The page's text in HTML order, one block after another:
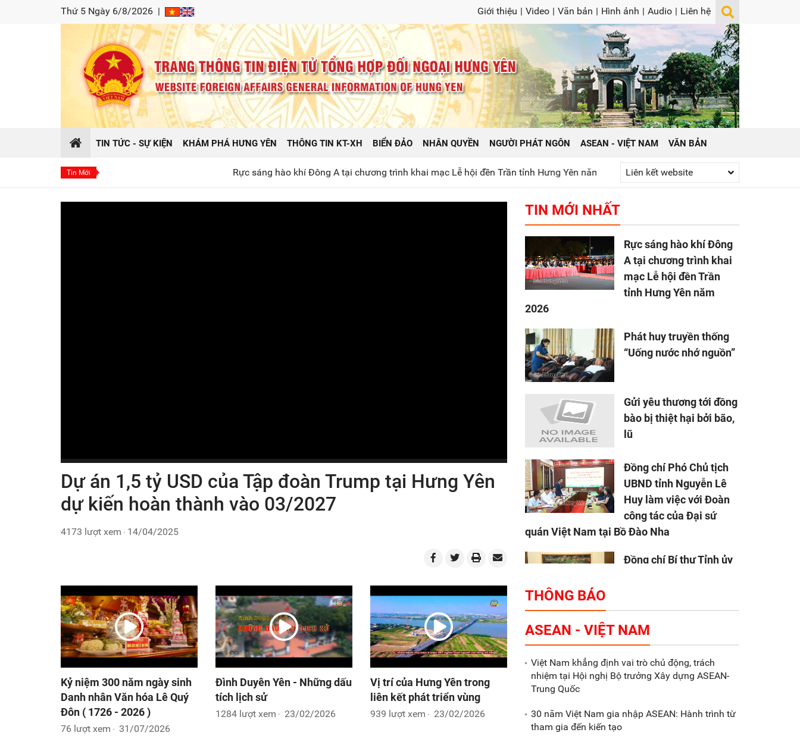
Thứ 5 Ngày 6/8/2026 | Giới thiệu | Video | Văn bản | Hình ảnh | Audio | Liên hệ
TIN TỨC - SỰ KIỆN KHÁM PHÁ HƯNG YÊN THÔNG TIN KT-XH BIỂN ĐẢO NHÂN QUYỀN NGƯỜI PHÁT NGÔN ASEAN - VIỆT NAM VĂN BẢN
Tin Mới Rực sáng hào khí Đông A tại chương trình khai mạc Lễ hội đền Trần tỉnh Hưng Yên năm 2026 Phát huy truyền thống “Uống nước nhớ nguồn”
Liên kết website
Dự án 1,5 tỷ USD của Tập đoàn Trump tại Hưng Yên
dự kiến hoàn thành vào 03/2027
4173 lượt xem 14/04/2025
Kỷ niệm 300 năm ngày sinh
Danh nhân Văn hóa Lê Quý
Đôn ( 1726 - 2026 )
76 lượt xem 31/07/2026
Đình Duyên Yên - Những dấu
tích lịch sử
1284 lượt xem 23/02/2026
Vị trí của Hưng Yên trong
liên kết phát triển vùng
939 lượt xem 23/02/2026
TIN MỚI NHẤT
Rực sáng hào khí Đông
A tại chương trình khai
mạc Lễ hội đền Trần
tỉnh Hưng Yên năm
2026
Phát huy truyền thống
“Uống nước nhớ nguồn”
Gửi yêu thương tới đồng
bào bị thiệt hại bởi bão,
lũ
Đồng chí Phó Chủ tịch
UBND tỉnh Nguyễn Lê
Huy làm việc với Đoàn
công tác của Đại sứ
quán Việt Nam tại Bồ Đào Nha
Đồng chí Bí thư Tỉnh ủy
đoàn Makara Capital
Partners
nước 9 tháng đầu năm
2025 đạt trên 70.600 tỷ
THÔNG BÁO
ASEAN - VIỆT NAM
Việt Nam khẳng định vai trò chủ động, trách
nhiệm tại Hội nghị Bộ trưởng Xây dựng ASEAN-
Trung Quốc
30 năm Việt Nam gia nhập ASEAN: Hành trình từ
tham gia đến kiến tạo